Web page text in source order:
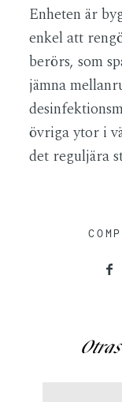
Enheten är
enkel att
berörs, som
jämna
övriga ytor i
det reguljära